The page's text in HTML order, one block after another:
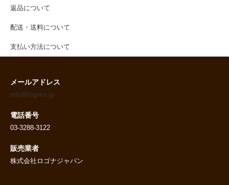
返品について
配送・送料について
支払い方法について
メールアドレス
info@logona.jp
電話番号
03-3288-3122
販売業者
株式会社ロゴナジャパン